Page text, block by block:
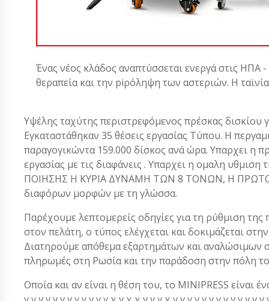
Ένας νέος κλάδος αναπτύσσεται ενεργά στις ΗΠΑ -
θεραπεία και την piρόληψη των αστεριών. Η
Υψέλης ταχύτης περιστρεφόμενος πρέσκας δισκίου
Εγκαταστάθηκαν 35 θέσεις εργασίας Τύπου. Η
παραγογικώντα 159.000 δίσκος ανά ώρα. Υπαρχει η
εργασίας με τις διαφάνεις . Υπαρχει η ομαλη
ΠΟΙΗΣΗΣ Η ΚΥΡΙΑ ΔΥΝΑΜΗ ΤΩΝ 8 ΤΟΝΩΝ, Η
διαφόρων μορφών με τη γλώσσα.
Παρέχουμε λεπτομερείς οδηγίες για τη ρύθμιση
στον πελάτη, ο τύπος ελέγχεται και δοκιμάζεται
Διατηρούμε απόθεμα εξαρτημάτων και αναλώσιμων
πληρωμές στη Ρωσία και την παράδοση στην πόλη
Οποία και αν είναι η θέση του, το MINIPRESS είναι